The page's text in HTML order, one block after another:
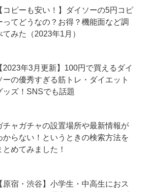
【コピーも安い！】ダイソーの5円コピ
ってどうなの？お得？機能面など調
てみた（2023年1月）
【2023年3月更新】100円で買えるダイ
ーの優秀すぎる筋トレ・ダイエット
ッズ！SNSでも話題
チャガチャの設置場所や最新情報が
からない！というときの検索方法を
とめてみました！
【原宿・渋谷】小学生・中高生におス